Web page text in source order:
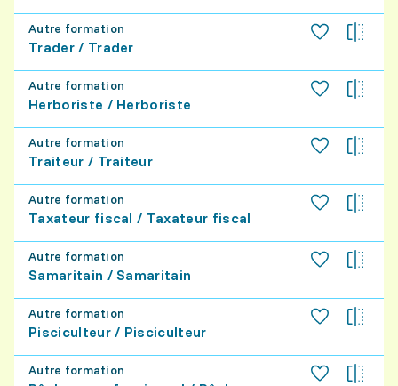
technologiques, vous donnez vie à des
images en les mettant en mouvement
afin de transmettre un message de
façon dynamique et accessible.
Autre formation
Trader / Trader
Autre formation
Herboriste / Herboriste
Autre formation
Traiteur / Traiteur
Autre formation
Taxateur fiscal / Taxateur fiscal
Autre formation
Samaritain / Samaritain
Autre formation
Pisciculteur / Pisciculteur
Autre formation